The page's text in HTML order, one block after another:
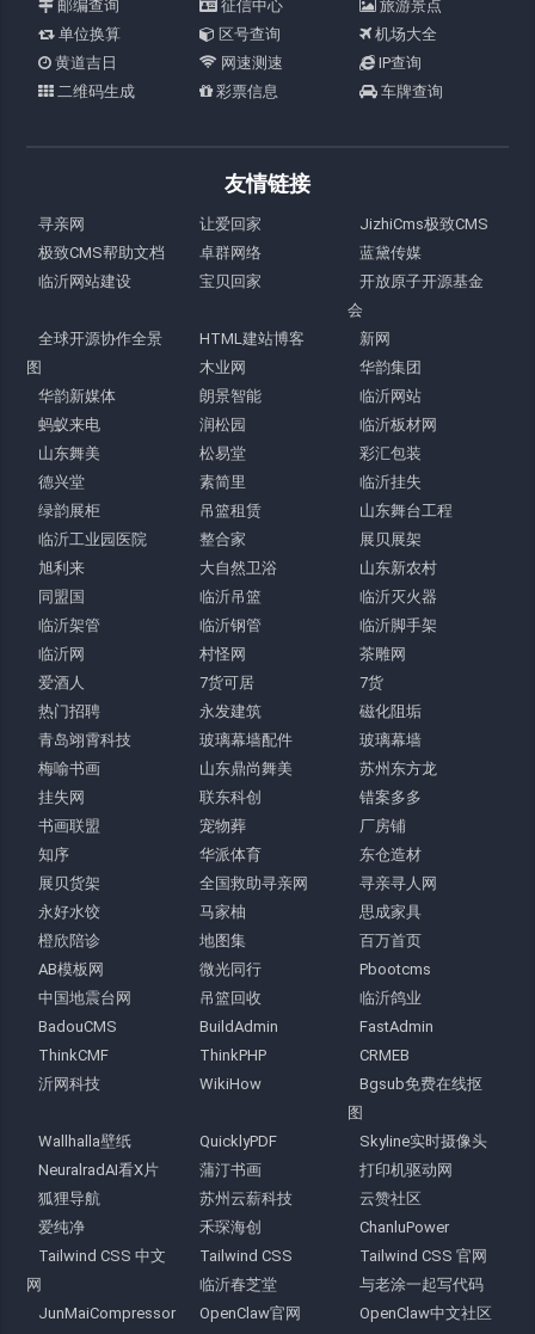
邮编查询
征信中心
旅游景点
单位换算
区号查询
机场大全
黄道吉日
网速测速
IP查询
二维码生成
彩票信息 车牌查询
友情链接
寻亲网 让爱回家
JizhiCms极致CMS
极致CMS帮助文档
卓群网络
蓝黛传媒
临沂网站建设
宝贝回家
开放原子开源基金
会
全球开源协作全景
图
HTML建站博客
新网
木业网
华韵集团
华韵新媒体
朗景智能
临沂网站
蚂蚁来电
润松园
临沂板材网
山东舞美
松易堂
彩汇包装
德兴堂
素简里
临沂挂失
绿韵展柜
吊篮租赁
山东舞台工程
临沂工业园医院
整合家
展贝展架
旭利来
大自然卫浴
山东新农村
同盟国
临沂吊篮
临沂灭火器
临沂架管
临沂钢管
临沂脚手架
临沂网
村怪网
茶雕网
爱酒人
7货可居
7货
热门招聘
永发建筑
磁化阻垢
青岛翊霄科技
玻璃幕墙配件
玻璃幕墙
梅喻书画
山东鼎尚舞美
苏州东方龙
挂失网
联东科创
错案多多
书画联盟
宠物葬
厂房铺
知序
华派体育
东仓造材
展贝货架
全国救助寻亲网
寻亲寻人网
永好水饺
马家柚
思成家具
橙欣陪诊
地图集
百万首页
AB模板网
微光同行
Pbootcms
中国地震台网
吊篮回收
临沂鸽业
BadouCMS
BuildAdmin
FastAdmin
ThinkCMF
ThinkPHP
CRMEB
沂网科技
WikiHow
Bgsub免费在线抠
图
Wallhalla壁纸
QuicklyPDF
Skyline实时摄像头
NeuralradAI看X片
蒲汀书画
打印机驱动网
狐狸导航
苏州云薪科技
云赞社区
爱纯净
禾琛海创
ChanluPower
Tailwind CSS 中文
网
Tailwind CSS
Tailwind CSS 官网
临沂春芝堂
与老涂一起写代码
JunMaiCompressor
OpenClaw官网
OpenClaw中文社区